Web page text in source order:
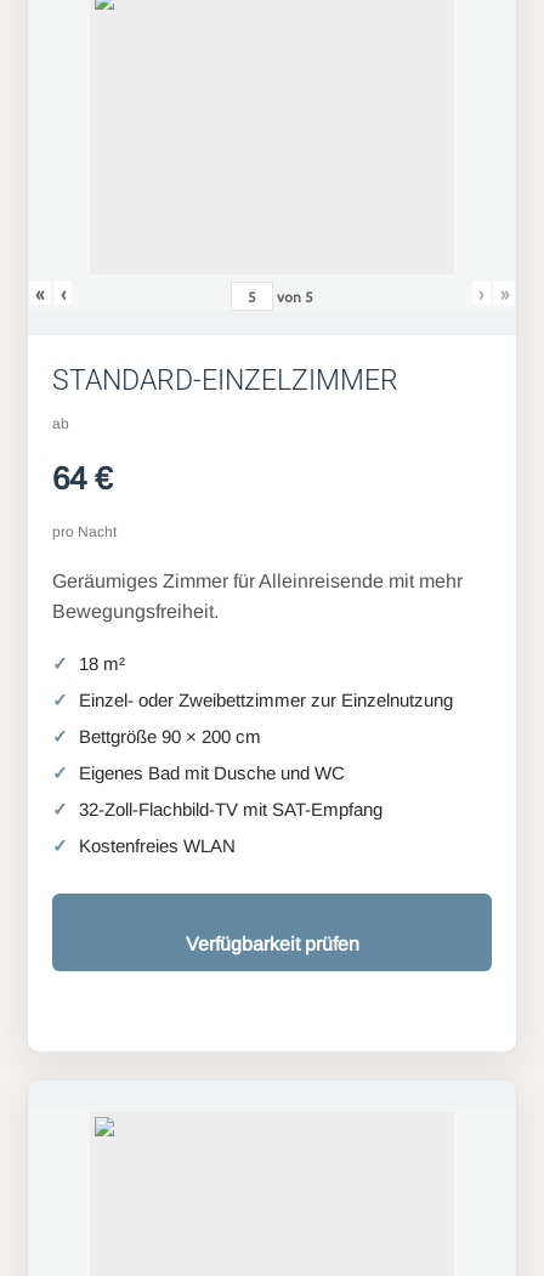
« ‹ von 5 › »
STANDARD-EINZELZIMMER
ab
64 €
pro Nacht
Geräumiges Zimmer für Alleinreisende mit mehr
Bewegungsfreiheit.
18 m²
Einzel- oder Zweibettzimmer zur Einzelnutzung
Bettgröße 90 × 200 cm
Eigenes Bad mit Dusche und WC
32-Zoll-Flachbild-TV mit SAT-Empfang
Kostenfreies WLAN
Verfügbarkeit prüfen